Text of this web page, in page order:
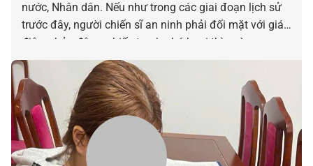
nước, Nhân dân. Nếu như trong các giai đoạn lịch sử
trước đây, người chiến sĩ an ninh phải đối mặt với gián
điệp, phản động, chiến tranh phá hoại thì ngày nay,
cùng với sự bùng nổ của cuộc cách mạng công nghiệp
lần thứ tư, một mặt trận hoàn toàn mới đã hình
thành… là không gian mạng.